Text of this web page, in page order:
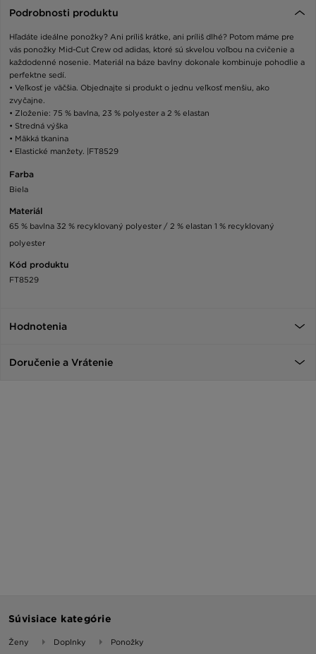
Podrobnosti produktu
Hľadáte ideálne ponožky? Ani príliš krátke, ani príliš dlhé? Potom máme pre
vás ponožky Mid-Cut Crew od adidas, ktoré sú skvelou voľbou na cvičenie a
každodenné nosenie. Materiál na báze bavlny dokonale kombinuje pohodlie a
perfektne sedí.
• Veľkosť je väčšia. Objednajte si produkt o jednu veľkosť menšiu, ako
zvyčajne.
• Zloženie: 75 % bavlna, 23 % polyester a 2 % elastan
• Stredná výška
• Mäkká tkanina
• Elastické manžety. |FT8529
Farba
Biela
Materiál
65 % bavlna 32 % recyklovaný polyester / 2 % elastan 1 % recyklovaný
polyester
Kód produktu
FT8529
Hodnotenia
Doručenie a Vrátenie
Súvisiace kategórie
Ženy Doplnky Ponožky